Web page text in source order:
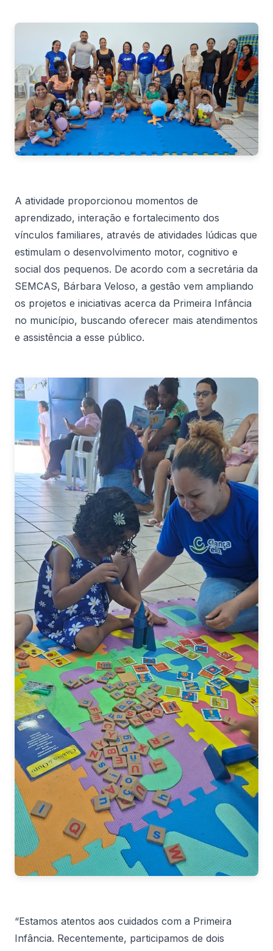
A atividade proporcionou momentos de
aprendizado, interação e fortalecimento dos
vínculos familiares, através de atividades lúdicas que
estimulam o desenvolvimento motor, cognitivo e
social dos pequenos. De acordo com a secretária da
SEMCAS, Bárbara Veloso, a gestão vem ampliando
os projetos e iniciativas acerca da Primeira Infância
no município, buscando oferecer mais atendimentos
e assistência a esse público.
“Estamos atentos aos cuidados com a Primeira
Infância. Recentemente, participamos de dois